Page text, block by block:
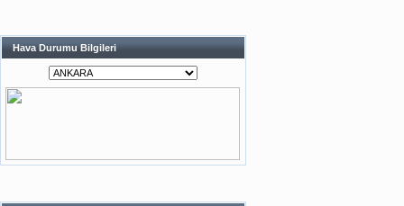
Hava Durumu Bilgileri